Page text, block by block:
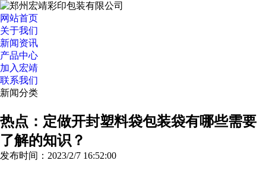
网站首页
关于我们
新闻资讯
产品中心
加入宏靖
联系我们
新闻分类
热点：定做开封塑料袋包装袋有哪些需要
了解的知识？
发布时间：2023/2/7 16:52:00